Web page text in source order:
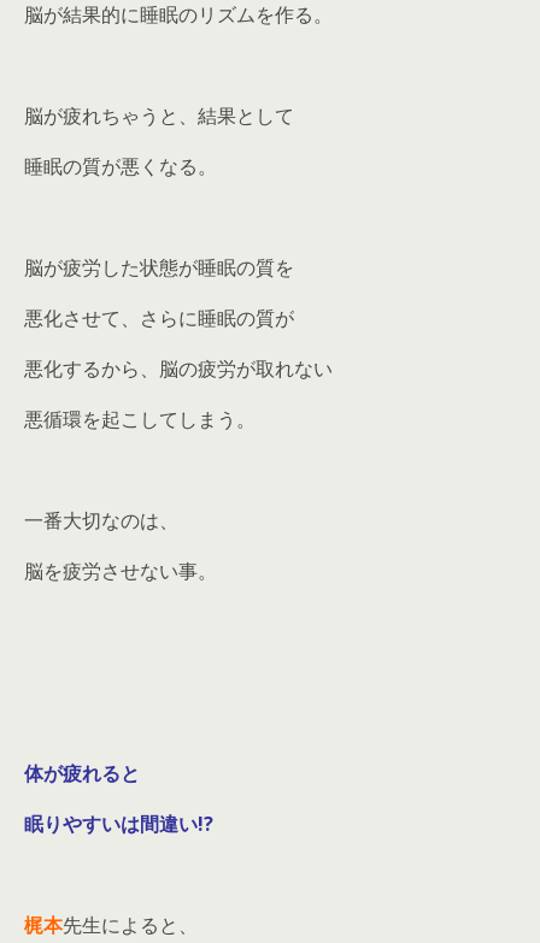
脳が結果的に睡眠のリズムを作る。
脳が疲れちゃうと、結果として
睡眠の質が悪くなる。
脳が疲労した状態が睡眠の質を
悪化させて、さらに睡眠の質が
悪化するから、脳の疲労が取れない
悪循環を起こしてしまう。
一番大切なのは、
脳を疲労させない事。
体が疲れると
眠りやすいは間違い!?
梶本先生によると、